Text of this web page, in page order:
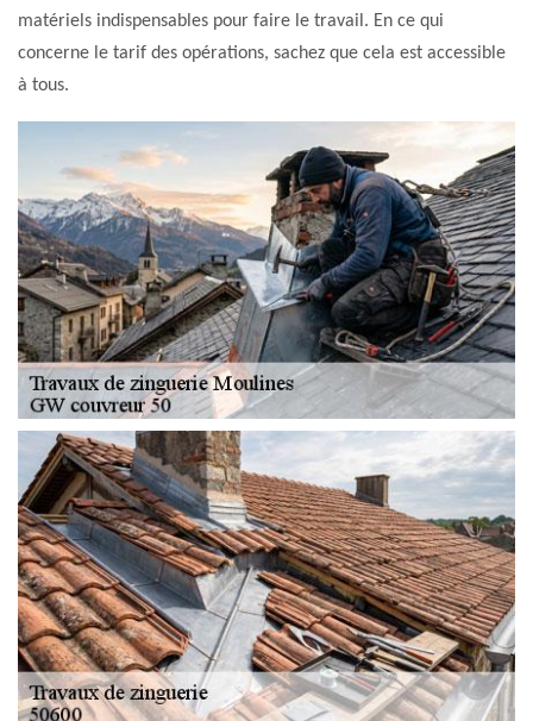
matériels indispensables pour faire le travail. En ce qui
concerne le tarif des opérations, sachez que cela est accessible
à tous.